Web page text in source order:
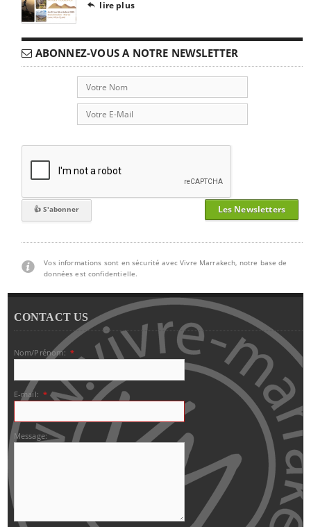
 lire plus
ABONNEZ-VOUS A NOTRE NEWSLETTER
Les Newsletters
Vos informations sont en sécurité avec Vivre Marrakech, notre base de
données est confidentielle.
CONTACT US
Nom/Prénom: *
E-mail: *
Message: